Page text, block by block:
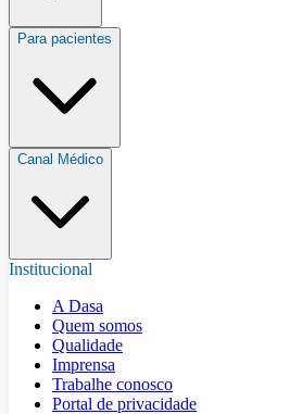
Para pacientes
Canal Médico
Institucional
A Dasa
Quem somos
Qualidade
Imprensa
Trabalhe conosco
Portal de privacidade